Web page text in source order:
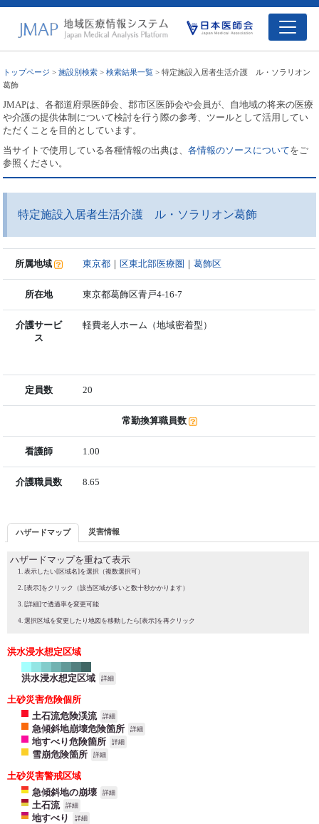
トップページ >施設別検索 >検索結果一覧 > 特定施設入居者生活介護 ル・ソラリオン
葛飾
JMAPは、各都道府県医師会、郡市区医師会や会員が、自地域の将来の医療
や介護の提供体制について検討を行う際の参考、ツールとして活用してい
ただくことを目的としています。
当サイトで使用している各種情報の出典は、各情報のソースについてをご
参照ください。
特定施設入居者生活介護 ル・ソラリオン葛飾
所属地域 東京都 ｜区東北部医療圏 ｜葛飾区
所在地 東京都葛飾区青戸4-16-7
介護サービ
ス
軽費老人ホーム（地域密着型）
定員数 20
常勤換算職員数
看護師 1.00
介護職員数 8.65
ハザードマップ 災害情報
ハザードマップを重ねて表示
表示したい[区域名]を選択（複数選択可）
[表示]をクリック（該当区域が多いと数十秒かかります）
[詳細]で透過率を変更可能
選択区域を変更したり地図を移動したら[表示]を再クリック
洪水浸水想定区域
洪水浸水想定区域 詳細
土砂災害危険個所
土石流危険渓流
詳細
急傾斜地崩壊危険箇所 詳細
地すべり危険箇所 詳細
雪崩危険箇所 詳細
土砂災害警戒区域
急傾斜地の崩壊
詳細
土石流 詳細
地すべり 詳細